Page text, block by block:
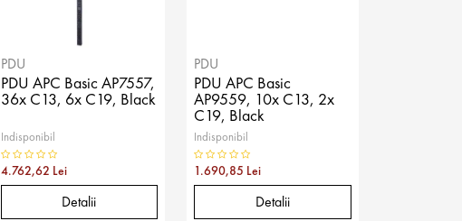
PDU
PDU APC Basic AP7557,
36x C13, 6x C19, Black
Indisponibil
4.762,62 Lei
Detalii
PDU
PDU APC Basic
AP9559, 10x C13, 2x
C19, Black
Indisponibil
1.690,85 Lei
Detalii